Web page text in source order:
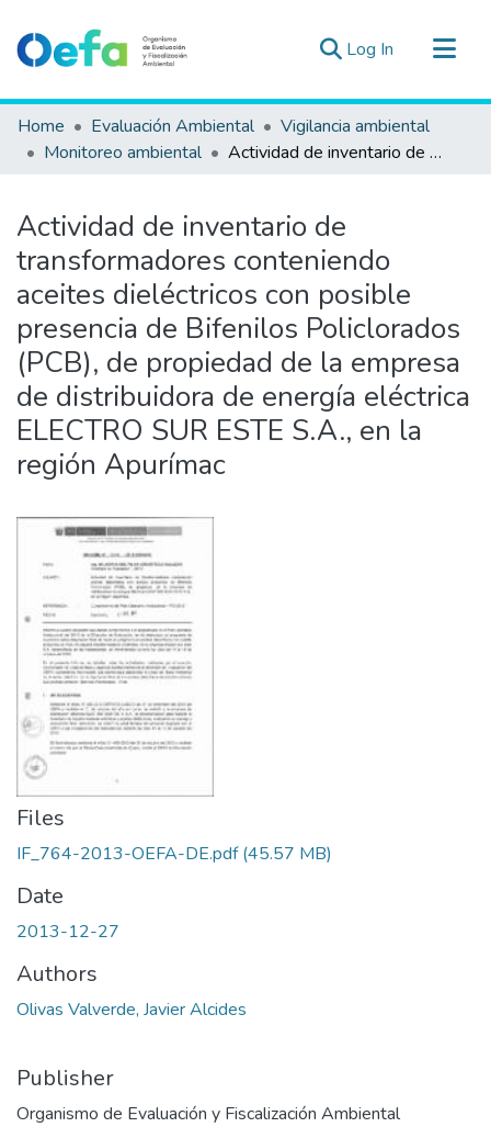
Log In (current)
Communities & Collections
All of DSpace
Estad. Externas
Guias ▾
Home Evaluación Ambiental
Vigilancia ambiental
Monitoreo ambiental
Actividad de inventario de transformadores conteniendo aceites dieléctricos con posible presencia de Bifenilos Policlorados (PCB), de propiedad de la empresa de distribuidora de energía eléctrica ELECTRO SUR ESTE S.A., en la región Apurímac
Actividad de inventario de
transformadores conteniendo
aceites dieléctricos con posible
presencia de Bifenilos Policlorados
(PCB), de propiedad de la empresa
de distribuidora de energía eléctrica
ELECTRO SUR ESTE S.A., en la
región Apurímac
Files
IF_764-2013-OEFA-DE.pdf(45.57 MB)
Date
2013-12-27
Authors
Olivas Valverde, Javier Alcides
Publisher
Organismo de Evaluación y Fiscalización Ambiental